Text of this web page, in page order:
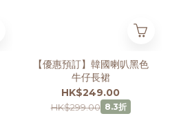
【優惠預訂】韓國喇叭黑色
牛仔長裙
HK$249.00
HK$299.00 8.3折